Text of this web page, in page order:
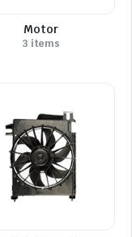
Motor
3 items